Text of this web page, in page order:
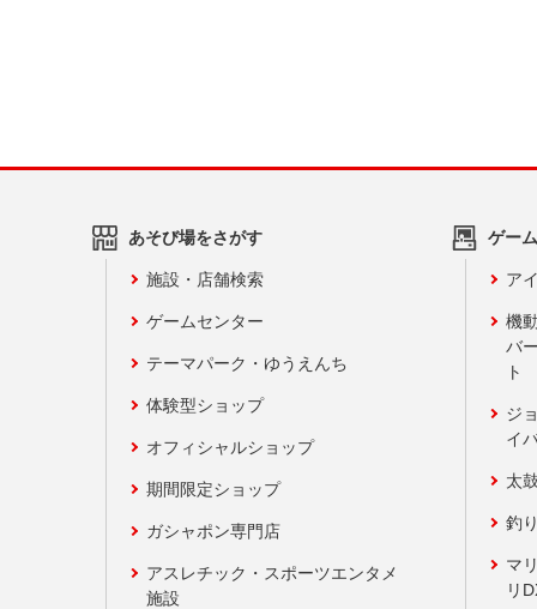
あそび場をさがす
施設・店舗検索
ゲームセンター
テーマパーク・ゆうえんち
体験型ショップ
オフィシャルショップ
期間限定ショップ
ガシャポン専門店
アスレチック・スポーツエンタメ
施設
ゲー
ア
機
バ
ト
ジ
イ
太
釣
マ
リ